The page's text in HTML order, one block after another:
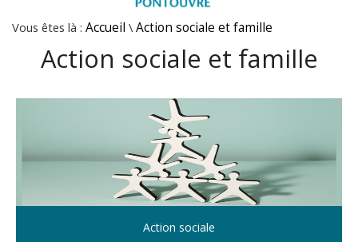
Vous êtes là : Accueil \ Action sociale et famille
Action sociale et famille
Action sociale